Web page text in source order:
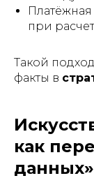
при
Такой
факты в
как
данных»